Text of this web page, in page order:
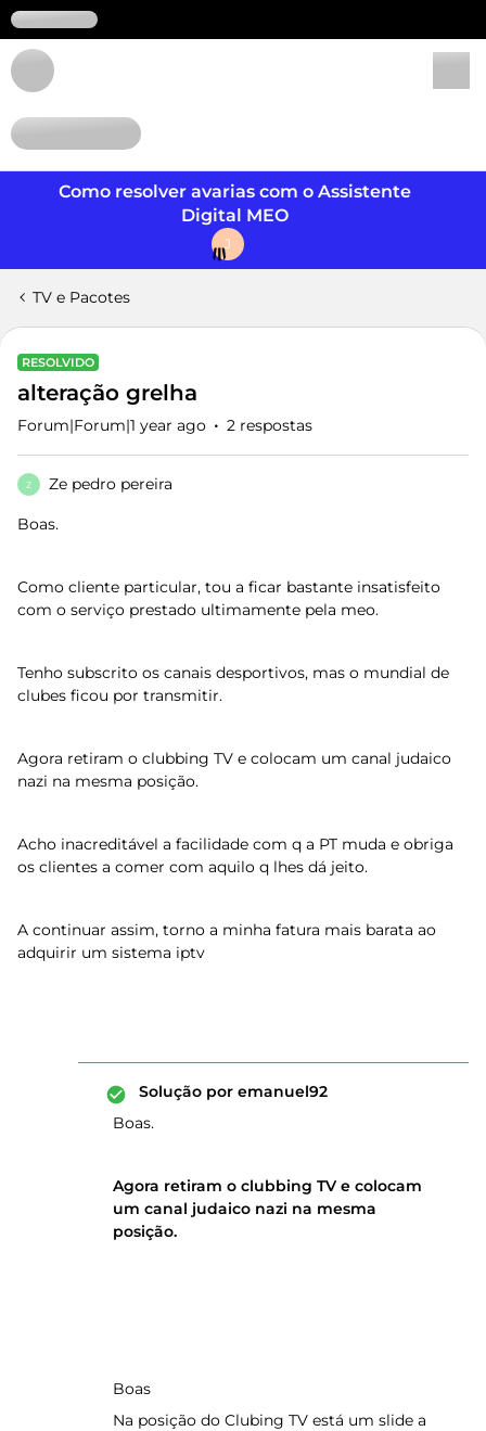
Como resolver avarias com o Assistente
Digital MEO
J
TV e Pacotes
RESOLVIDO
alteração grelha
Forum|Forum|1 year ago 2 respostas
Z Ze pedro pereira
Boas.
Como cliente particular, tou a ficar bastante insatisfeito
com o serviço prestado ultimamente pela meo.
Tenho subscrito os canais desportivos, mas o mundial de
clubes ficou por transmitir.
Agora retiram o clubbing TV e colocam um canal judaico
nazi na mesma posição.
Acho inacreditável a facilidade com q a PT muda e obriga
os clientes a comer com aquilo q lhes dá jeito.
A continuar assim, torno a minha fatura mais barata ao
adquirir um sistema iptv
Solução por emanuel92
Boas.
Agora retiram o clubbing TV e colocam
um canal judaico nazi na mesma
posição.
Boas
Na posição do Clubing TV está um slide a